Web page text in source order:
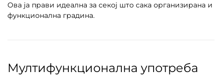
Ова ја прави идеална за секој што сака организирана и
функционална градина.
Мултифункционална употреба